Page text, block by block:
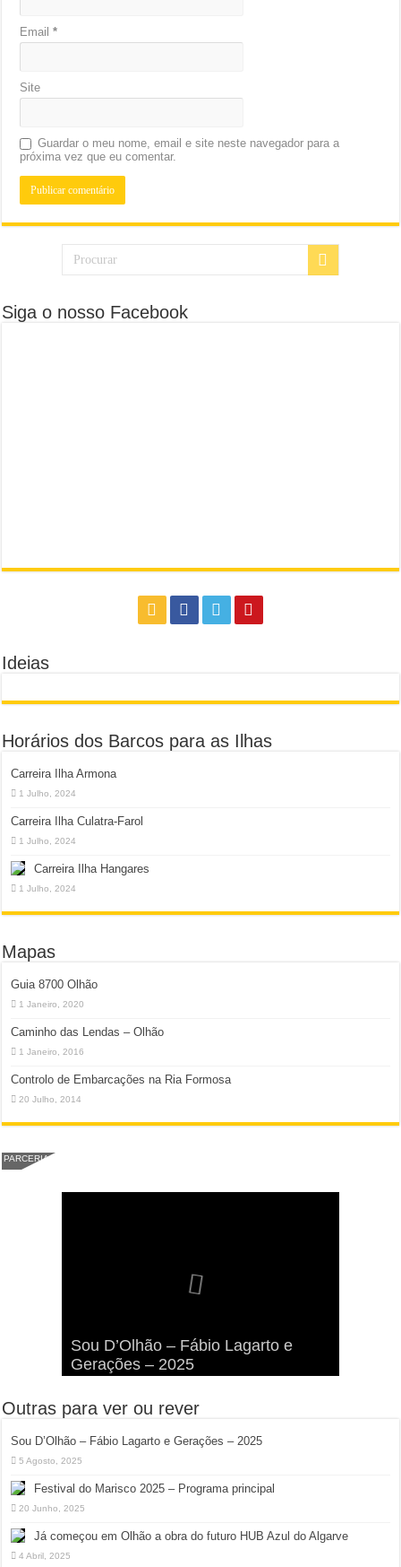
Email*
Site
Guardar o meu nome, email e site neste navegador para a
próxima vez que eu comentar.
Siga o nosso Facebook
Ideias
Horários dos Barcos para as Ilhas
Carreira Ilha Armona
1 Julho, 2024
Carreira Ilha Culatra-Farol
1 Julho, 2024
Carreira Ilha Hangares
1 Julho, 2024
Mapas
Guia 8700 Olhão
1 Janeiro, 2020
Caminho das Lendas – Olhão
1 Janeiro, 2016
Controlo de Embarcações na Ria Formosa
20 Julho, 2014
PARCERIA
Sou D’Olhão – Fábio Lagarto e
Gerações – 2025
Armona: Música, Comida e
Diversão à Beira-Ria!
Taphani X Benkest: Vídeo Musical
na Ilha da Armona
“Lavar a Loiça” na Ilha dos
Hangares
Quatro Dias Mais Um de Aventura e
Diversão!
Outras para ver ou rever
Sou D’Olhão – Fábio Lagarto e Gerações – 2025
5 Agosto, 2025
Festival do Marisco 2025 – Programa principal
20 Junho, 2025
Já começou em Olhão a obra do futuro HUB Azul do Algarve
4 Abril, 2025